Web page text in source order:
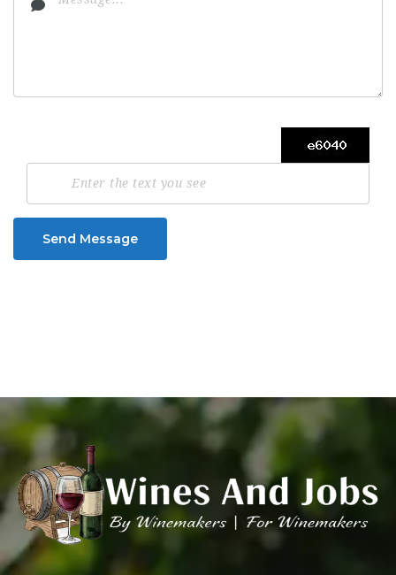
Send Message